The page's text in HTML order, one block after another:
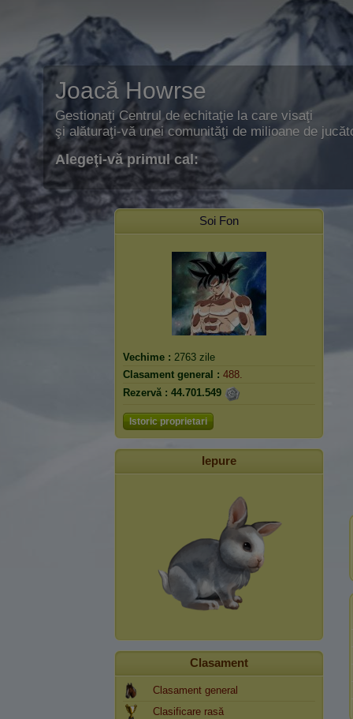
Joacă Howrse
Gestionaţi Centrul de echitaţie la care visaţi
şi alăturaţi-vă unei comunităţi de milioane de
Alegeţi-vă primul cal:
Soi Fon
Vechime : 2763 zile
Clasament general : 488.
Rezervă : 44.701.549
Istoric proprietari
Iepure
Clasament
Clasament general
Clasificare rasă